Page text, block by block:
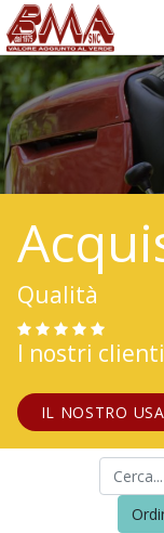
Qualità
I nostri
IL NOSTRO